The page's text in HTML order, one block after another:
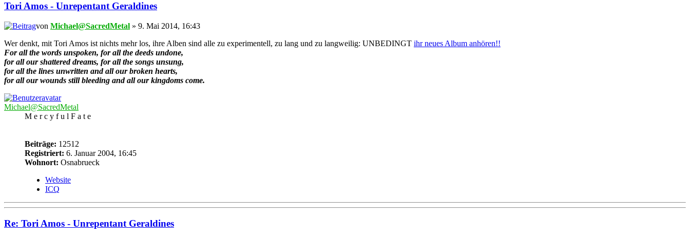
Tori Amos - Unrepentant Geraldines
von Michael@SacredMetal » 9. Mai 2014, 16:43
Wer denkt, mit Tori Amos ist nichts mehr los, ihre Alben sind alle zu experimentell, zu lang und zu langweilig: UNBEDINGT ihr neues Album anhören!!
For all the words unspoken, for all the deeds undone,
for all our shattered dreams, for all the songs unsung,
for all the lines unwritten and all our broken hearts,
for all our wounds still bleeding and all our kingdoms come.
Michael@SacredMetal
M e r c y f u l F a t e
Beiträge: 12512
Registriert: 6. Januar 2004, 16:45
Wohnort: Osnabrueck
Website
ICQ
Re: Tori Amos - Unrepentant Geraldines